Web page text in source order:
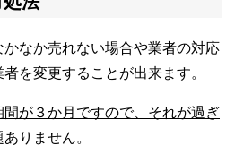
なか売れない場合や業者の対応
を変更することが出来ます。
が３か月ですので、それが過ぎ
りません。